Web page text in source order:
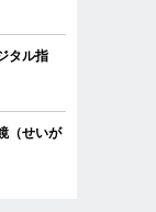
タル指
（せいが